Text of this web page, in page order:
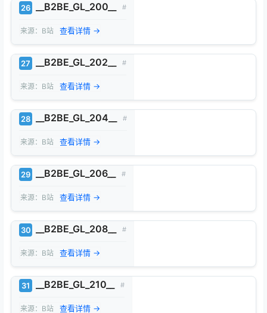
26 __B2BE_GL_200__ #
来源：B站 查看详情 →
27 __B2BE_GL_202__ #
来源：B站 查看详情 →
28 __B2BE_GL_204__ #
来源：B站 查看详情 →
29 __B2BE_GL_206__ #
来源：B站 查看详情 →
30 __B2BE_GL_208__ #
来源：B站 查看详情 →
31 __B2BE_GL_210__ #
来源：B站 查看详情 →